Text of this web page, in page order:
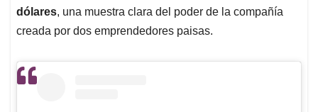
dólares, una muestra clara del poder de la compañía
creada por dos emprendedores paisas.